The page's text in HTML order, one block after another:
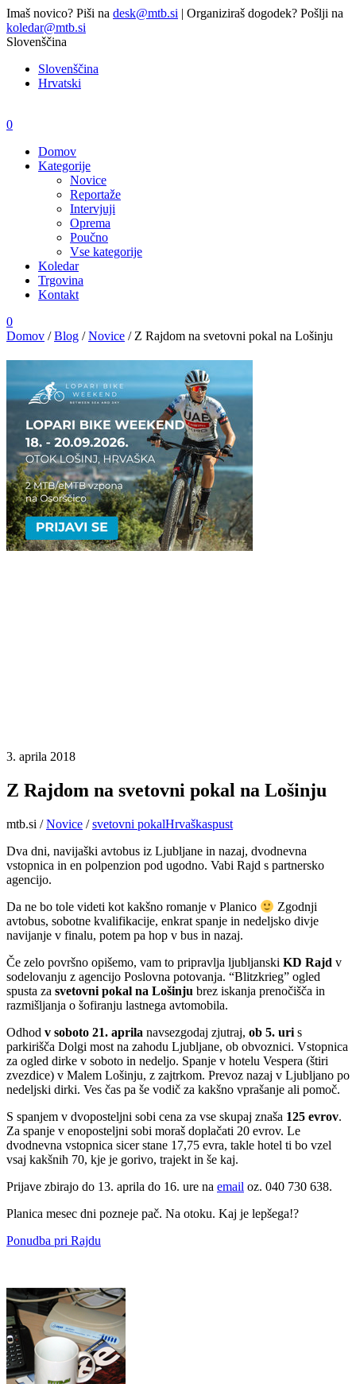
Imaš novico? Piši na desk@mtb.si | Organiziraš dogodek? Pošlji na
koledar@mtb.si
Slovenščina
Slovenščina
Hrvatski
0
Domov
Kategorije
Novice
Reportaže
Intervjuji
Oprema
Poučno
Vse kategorije
Koledar
Trgovina
Kontakt
0
Domov /Blog /Novice / Z Rajdom na svetovni pokal na Lošinju
3. aprila 2018
Z Rajdom na svetovni pokal na Lošinju
mtb.si / Novice / svetovni pokalHrvaškaspust
Dva dni, navijaški avtobus iz Ljubljane in nazaj, dvodnevna
vstopnica in en polpenzion pod ugodno. Vabi Rajd s partnersko
agencijo.
Da ne bo tole videti kot kakšno romanje v Planico
Zgodnji
avtobus, sobotne kvalifikacije, enkrat spanje in nedeljsko divje
navijanje v finalu, potem pa hop v bus in nazaj.
Če zelo površno opišemo, vam to pripravlja ljubljanski KD Rajd v
sodelovanju z agencijo Poslovna potovanja. “Blitzkrieg” ogled
spusta za svetovni pokal na Lošinju brez iskanja prenočišča in
razmišljanja o šofiranju lastnega avtomobila.
Odhod v soboto 21. aprila navsezgodaj zjutraj, ob 5. uri s
parkirišča Dolgi most na zahodu Ljubljane, ob obvoznici. Vstopnica
za ogled dirke v soboto in nedeljo. Spanje v hotelu Vespera (štiri
zvezdice) v Malem Lošinju, z zajtrkom. Prevoz nazaj v Ljubljano po
nedeljski dirki. Ves čas pa še vodič za kakšno vprašanje ali pomoč.
S spanjem v dvoposteljni sobi cena za vse skupaj znaša 125 evrov.
Za spanje v enoposteljni sobi moraš doplačati 20 evrov. Le
dvodnevna vstopnica sicer stane 17,75 evra, takle hotel ti bo vzel
vsaj kakšnih 70, kje je gorivo, trajekt in še kaj.
Prijave zbirajo do 13. aprila do 16. ure na email oz. 040 730 638.
Planica mesec dni pozneje pač. Na otoku. Kaj je lepšega!?
Ponudba pri Rajdu